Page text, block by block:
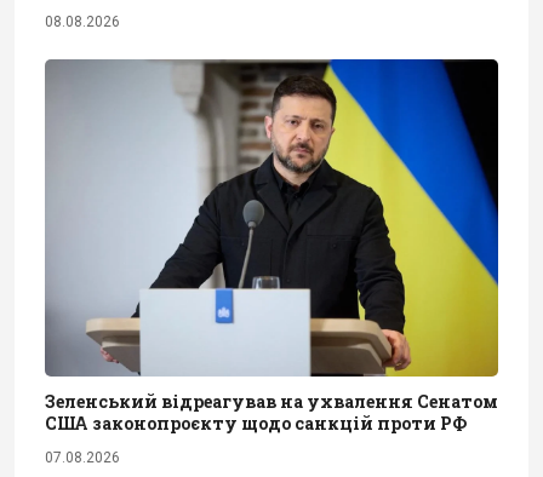
08.08.2026
Зеленський відреагував на ухвалення Сенатом
США законопроєкту щодо санкцій проти РФ
07.08.2026